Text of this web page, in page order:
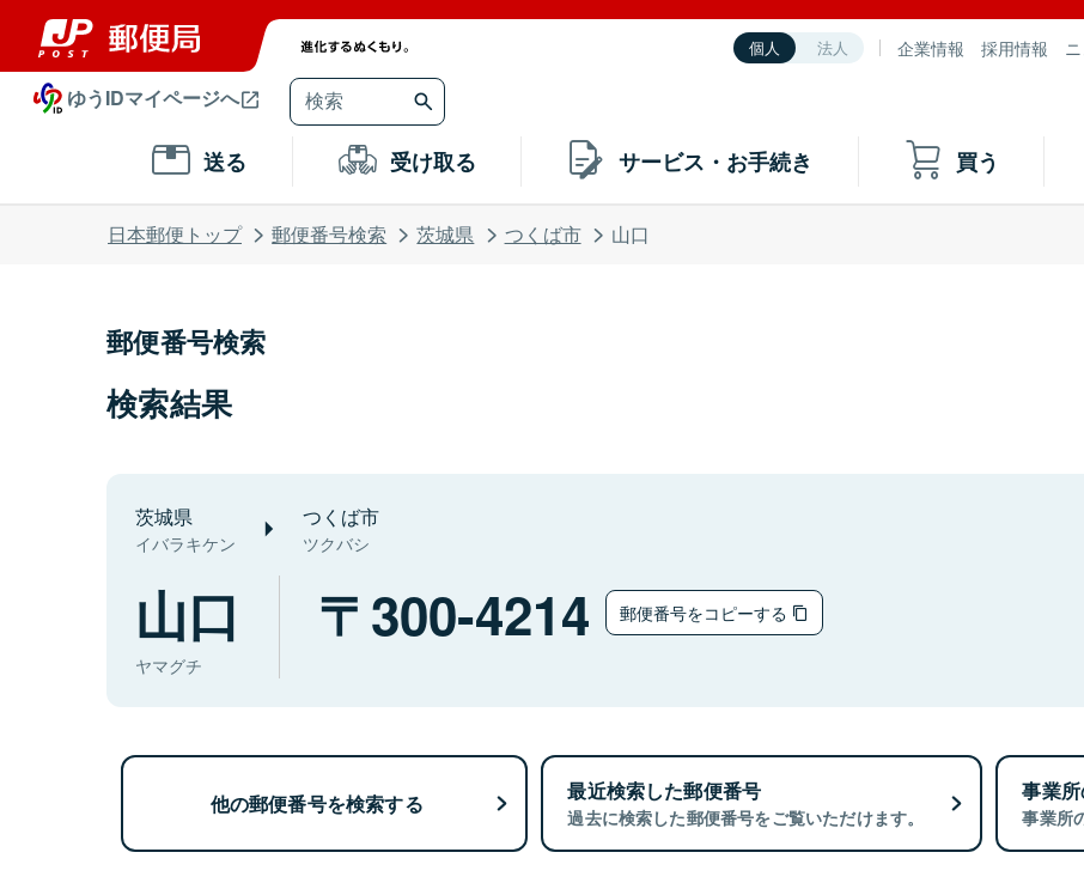
個人 法人 企業情報 採用情報
ゆうIDマイページへ
送る 受け取る サービス・お手続き 買う
日本郵便トップ 郵便番号検索 茨城県 つくば市 山口
郵便番号検索
検索結果
茨城県
イバラキケン
つくば市
ツクバシ
山口
ヤマグチ
300-4214 郵便番号をコピーする
他の郵便番号を検索する 最近検索した郵便番号
過去に検索した郵便番号をご覧いただけます。
事業
事業所